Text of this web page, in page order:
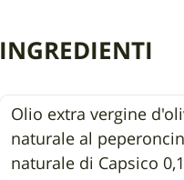
INGREDIENTI
Olio extra vergine
naturale al
naturale di Capsico